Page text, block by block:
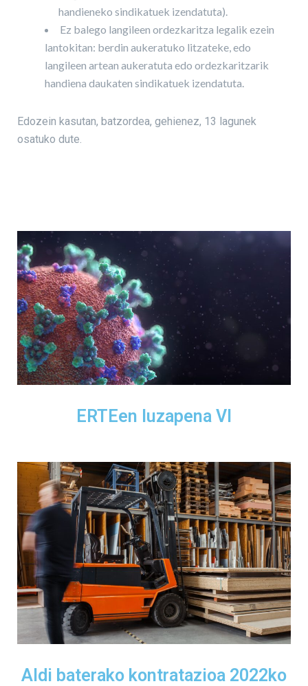
handieneko sindikatuek izendatuta).
Ez balego langileen ordezkaritza legalik ezein
lantokitan: berdin aukeratuko litzateke, edo
langileen artean aukeratuta edo ordezkaritzarik
handiena daukaten sindikatuek izendatuta.
Edozein kasutan, batzordea, gehienez, 13 lagunek
osatuko dute.
ERTEen luzapena VI
Aldi baterako kontratazioa 2022ko